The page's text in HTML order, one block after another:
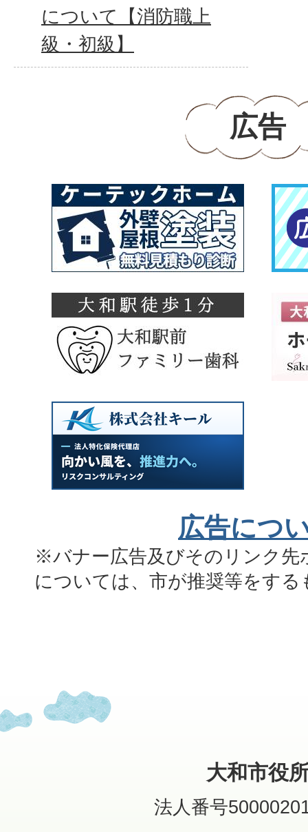
について【消防職上
級・初級】
広告
広告につ
※バナー広告及びそのリンク先
については、市が推奨等をす
大和市役
法人番号